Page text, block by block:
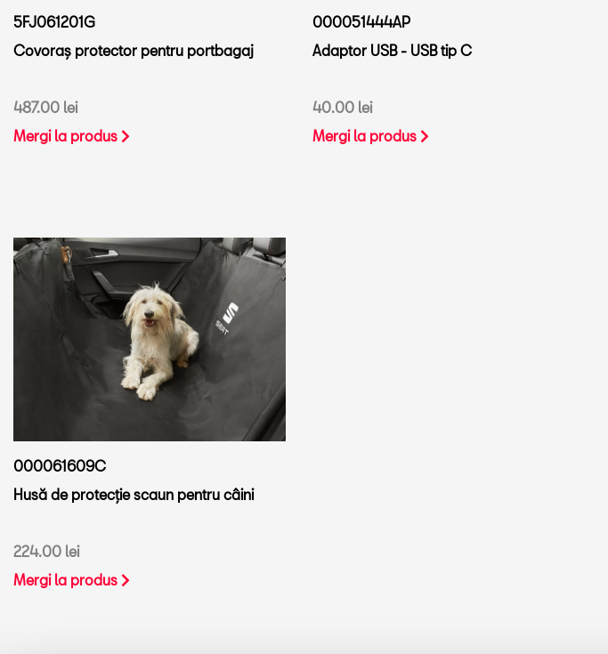
5FJ061201G
Covoraș protector pentru portbagaj
487.00 lei
Mergi la produs
000051444AP
Adaptor USB - USB tip C
40.00 lei
Mergi la produs
000061609C
Husă de protecție scaun pentru câini
224.00 lei
Mergi la produs